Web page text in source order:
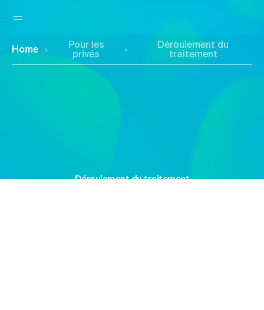
Home
Pour les
privés
Déroulement du
traitement
Déroulement du traitement